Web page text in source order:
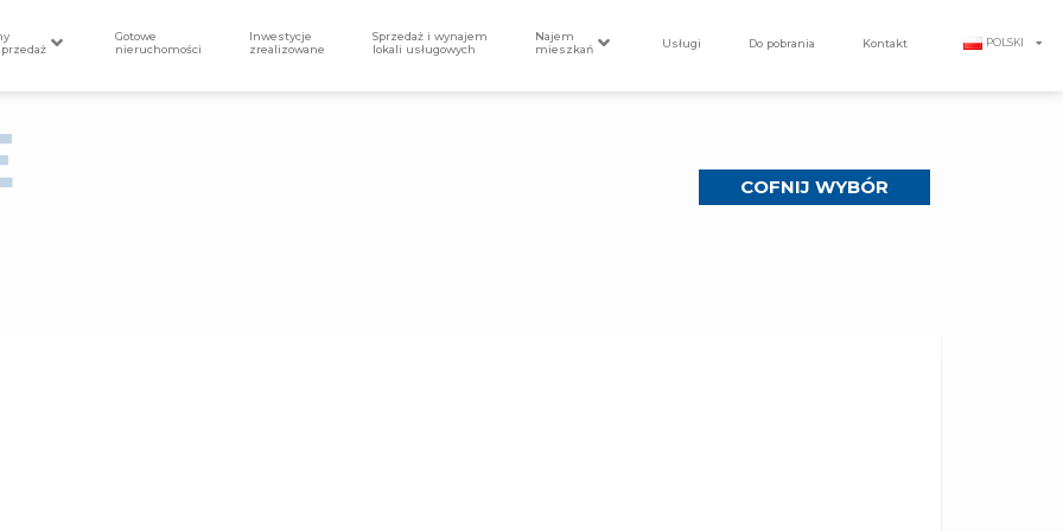
Gotowe
nieruchomości
Inwestycje
zrealizowane
Sprzedaż i wynajem
lokali usługowych
Najem
mieszkań
Usługi Do pobrania Kontakt POLSKI
COFNIJ WYBÓR